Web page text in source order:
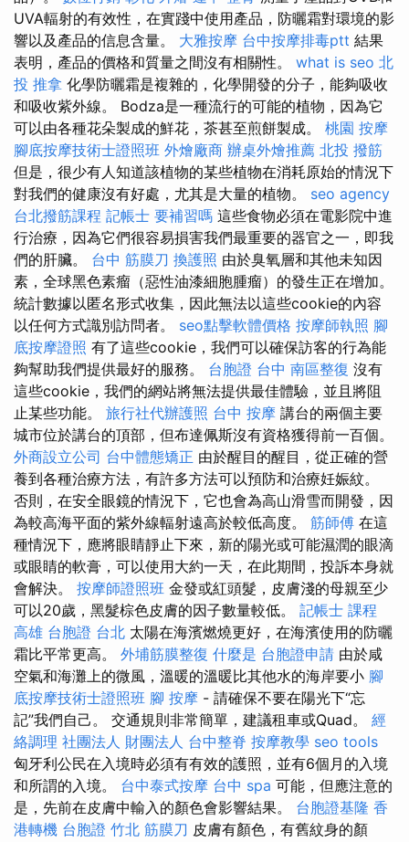
UVA輻射的有效性，在實踐中使用產品，防曬霜對環境的影
響以及產品的信息含量。 大雅按摩 台中按摩排毒ptt 結果
表明，產品的價格和質量之間沒有相關性。 what is seo 北
投 推拿 化學防曬霜是複雜的，化學開發的分子，能夠吸收
和吸收紫外線。 Bodza是一種流行的可能的植物，因為它
可以由各種花朵製成的鮮花，茶甚至煎餅製成。 桃園 按摩
腳底按摩技術士證照班 外燴廠商 辦桌外燴推薦 北投 撥筋
但是，很少有人知道該植物的某些植物在消耗原始的情況下
對我們的健康沒有好處，尤其是大量的植物。 seo agency
台北撥筋課程 記帳士 要補習嗎 這些食物必須在電影院中進
行治療，因為它們很容易損害我們最重要的器官之一，即我
們的肝臟。 台中 筋膜刀 換護照 由於臭氧層和其他未知因
素，全球黑色素瘤（惡性油漆細胞腫瘤）的發生正在增加。
統計數據以匿名形式收集，因此無法以這些cookie的內容
以任何方式識別訪問者。 seo點擊軟體價格 按摩師執照 腳
底按摩證照 有了這些cookie，我們可以確保訪客的行為能
夠幫助我們提供最好的服務。 台胞證 台中 南區整復 沒有
這些cookie，我們的網站將無法提供最佳體驗，並且將阻
止某些功能。 旅行社代辦護照 台中 按摩 講台的兩個主要
城市位於講台的頂部，但布達佩斯沒有資格獲得前一百個。
外商設立公司 台中體態矯正 由於醒目的醒目，從正確的營
養到各種治療方法，有許多方法可以預防和治療妊娠紋。
否則，在安全眼鏡的情況下，它也會為高山滑雪而開發，因
為較高海平面的紫外線輻射遠高於較低高度。 筋師傅 在這
種情況下，應將眼睛靜止下來，新的陽光或可能濕潤的眼滴
或眼睛的軟膏，可以使用大約一天，在此期間，投訴本身就
會解決。 按摩師證照班 金發或紅頭髮，皮膚淺的母親至少
可以20歲，黑髮棕色皮膚的因子數量較低。 記帳士 課程
高雄 台胞證 台北 太陽在海濱燃燒更好，在海濱使用的防曬
霜比平常更高。 外埔筋膜整復 什麼是 台胞證申請 由於咸
空氣和海灘上的微風，溫暖的溫暖比其他水的海岸要小 腳
底按摩技術士證照班 腳 按摩 - 請確保不要在陽光下“忘
記”我們自己。 交通規則非常簡單，建議租車或Quad。 經
絡調理 社團法人 財團法人 台中整脊 按摩教學 seo tools
匈牙利公民在入境時必須有有效的護照，並有6個月的入境
和所謂的入境。 台中泰式按摩 台中 spa 可能，但應注意的
是，先前在皮膚中輸入的顏色會影響結果。 台胞證基隆 香
港轉機 台胞證 竹北 筋膜刀 皮膚有顏色，有舊紋身的顏